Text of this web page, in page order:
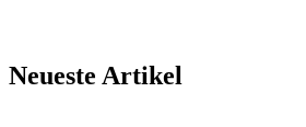
Neueste Artikel